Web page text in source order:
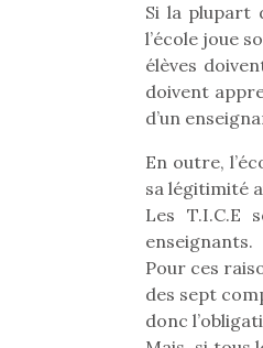
Si la plupart
l’école joue
élèves
doivent
d’un
En outre,
sa légitimité
Les T.I.C.E
enseignants.
Pour ces
des sept
donc